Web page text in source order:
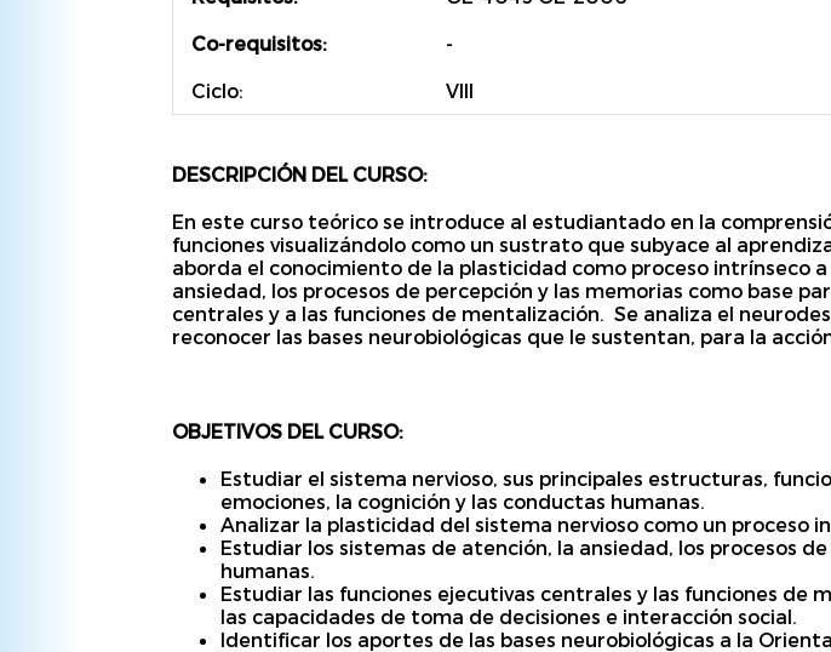
Co-requisitos: -
Ciclo: VIII
DESCRIPCIÓN DEL CURSO:
En este curso teórico se introduce al estudiantado en la
funciones visualizándolo como un sustrato que subyace al
aborda el conocimiento de la plasticidad como proceso intrínseco
ansiedad, los procesos de percepción y las memorias como base
centrales y a las funciones de mentalización. Se analiza el
reconocer las bases neurobiológicas que le sustentan, para la
OBJETIVOS DEL CURSO:
Estudiar el sistema nervioso, sus principales estructuras,
emociones, la cognición y las conductas humanas.
Analizar la plasticidad del sistema nervioso como un proceso
Estudiar los sistemas de atención, la ansiedad, los procesos
humanas.
Estudiar las funciones ejecutivas centrales y las funciones de
las capacidades de toma de decisiones e interacción social.
Identificar los aportes de las bases neurobiológicas a la